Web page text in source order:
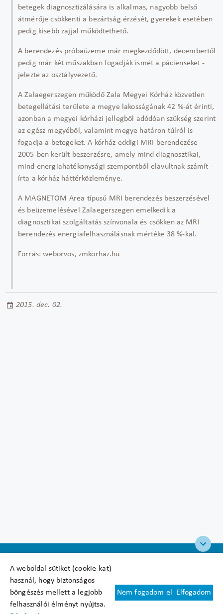
A weboldal sütiket (cookie-kat)
használ, hogy biztonságos
böngészés mellett a legjobb
felhasználói élményt nyújtsa.
Nem fogadom el Elfogadom
betegek diagnosztizálására is alkalmas, nagyobb belső
átmérője csökkenti a bezártság érzését, gyerekek esetében
pedig kisebb zajjal működtethető.
A berendezés próbaüzeme már megkezdődött, decembertől
pedig már két műszakban fogadják ismét a pácienseket -
jelezte az osztályvezető.
A Zalaegerszegen működő Zala Megyei Kórház közvetlen
betegellátási területe a megye lakosságának 42 %-át érinti,
azonban a megyei kórházi jellegből adódóan szükség szerint
az egész megyéből, valamint megye határon túlról is
fogadja a betegeket. A kórház eddigi MRI berendezése
2005-ben került beszerzésre, amely mind diagnosztikai,
mind energiahatékonysági szempontból elavultnak számít -
írta a kórház háttérközleménye.
A MAGNETOM Area típusú MRI berendezés beszerzésével
és beüzemelésével Zalaegerszegen emelkedik a
diagnosztikai szolgáltatás színvonala és csökken az MRI
berendezés energiafelhasználásnak mértéke 38 %-kal.
Forrás: weborvos, zmkorhaz.hu
2015. dec. 02.
Felhasználási feltételek